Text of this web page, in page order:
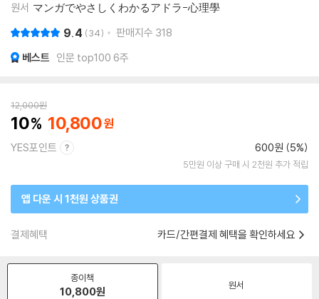
원서 マンガでやさしくわかるアドラ-心理學
9.4 34 판매지수 318
베스트 인문 top100 6주
12,000원
10 10,800
YES포인트 600원 (5%)
5만원 이상 구매 시 2천원 추가 적립
앱 다운 시 1천원 상품권
결제혜택 카드/간편결제 혜택을 확인하세요
종이책
10,800원 원서